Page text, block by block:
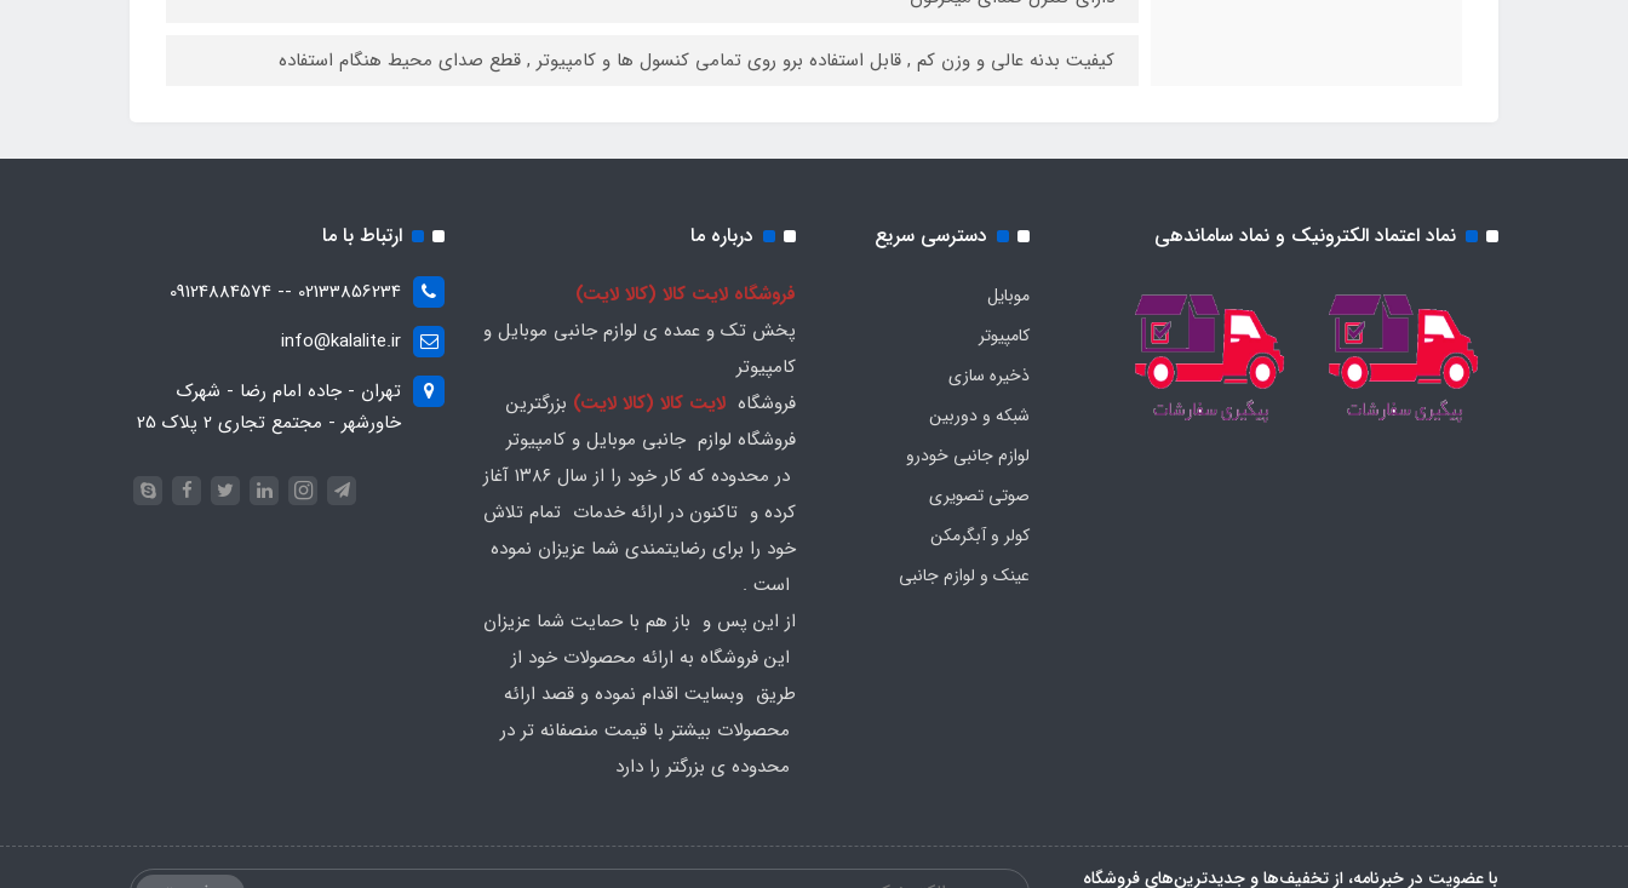
کیفیت بدنه عالی و وزن کم , قابل استفاده برو روی تمامی کنسول ها و کامپیوتر , قطع صدای محیط هنگام استفاده
نماد اعتماد الکترونیک و نماد ساماندهی دسترسی سریع
موبایل
کامپیوتر
ذخیره سازی
شبکه و دوربین
لوازم جانبی خودرو
صوتی تصویری
کولر و آبگرمکن
عینک و لوازم جانبی
درباره ما
فروشگاه لایت کالا (کالا لایت)
پخش تک و عمده ی لوازم جانبی موبایل و
کامپیوتر
فروشگاه لایت کالا (کالا لایت) بزرگترین
فروشگاه لوازم جانبی موبایل و کامپیوتر
در محدوده که کار خود را از سال ۱۳۸۶ آغاز
کرده و تاکنون در ارائه خدمات تمام تلاش
خود را برای رضایتمندی شما عزیزان نموده
است .
از این پس و باز هم با حمایت شما عزیزان
این فروشگاه به ارائه محصولات خود از
طریق وبسایت اقدام نموده و قصد ارائه
محصولات بیشتر با قیمت منصفانه تر در
محدوده ی بزرگتر را دارد
ارتباط با ما
02133856234 -- 09124884574
info@kalalite.ir
تهران - جاده امام رضا - شهرک
خاورشهر - مجتمع تجاری 2 پلاک 25
با عضویت در خبرنامه، از تخفیف‌ها و جدیدترین‌های فروشگاه